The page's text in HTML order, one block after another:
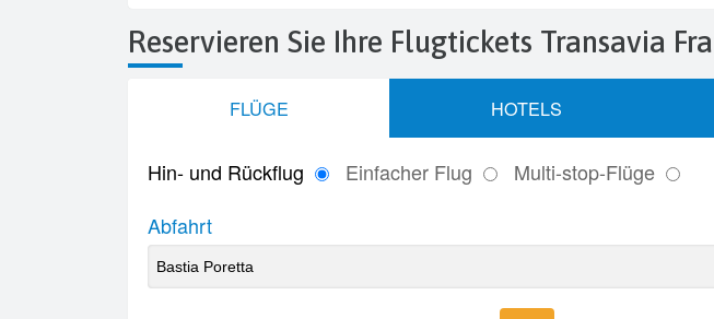
Reservieren Sie Ihre Flugtickets Transavia